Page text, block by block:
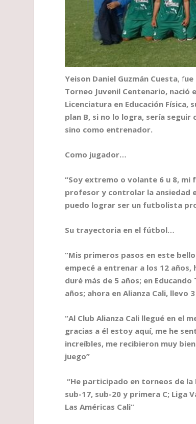
Yeison Daniel Guzmán Cuesta, fue
Torneo Juvenil Centenario, nació
Licenciatura en Educación
plan B, si no lo logra, sería
sino como entrenador.
Como jugador…
“Soy extremo o volante 6 u 8, mi
profesor y controlar la ansiedad
puedo lograr ser un futbolista
Su trayectoria en el fútbol…
“Mis primeros pasos en este
empecé a entrenar a los 12
duré más de 5 años; en
años; ahora en Alianza Cali, llevo
“Al Club Alianza Cali llegué en el
gracias a él estoy aquí, me he
increíbles, me recibieron muy
juego”
“He participado en torneos de la
sub-17, sub-20 y primera C; Liga
Las Américas Cali”